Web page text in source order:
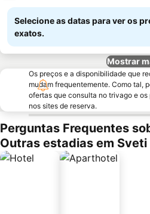
Selecione as datas para ver os
exatos.
Mostrar
Os preços e a disponibilidade que
mudam frequentemente. Como tal,
ofertas que consulta no trivago e
nos sites de reserva.
Perguntas Frequentes
Outras estadias em